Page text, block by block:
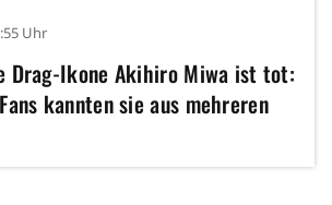
Uhr
Drag-Ikone Akihiro Miwa ist tot:
kannten sie aus mehreren